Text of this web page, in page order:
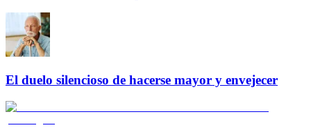
El duelo silencioso de hacerse mayor y envejecer